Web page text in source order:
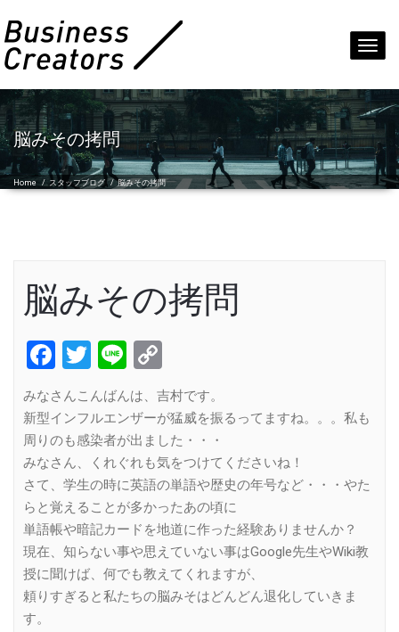
脳みその拷問
Home / スタッフブログ /脳みその拷問
脳みその拷問
Facebook
Twitter
Line
Link
みなさんこんばんは、吉村です。
新型インフルエンザーが猛威を振るってますね。。。私も
周りのも感染者が出ました・・・
みなさん、くれぐれも気をつけてくださいね！
さて、学生の時に英語の単語や歴史の年号など・・・やた
らと覚えることが多かったあの頃に
単語帳や暗記カードを地道に作った経験ありませんか？
現在、知らない事や思えていない事はGoogle先生やWiki教
授に聞けば、何でも教えてくれますが、
頼りすぎると私たちの脳みそはどんどん退化していきま
す。